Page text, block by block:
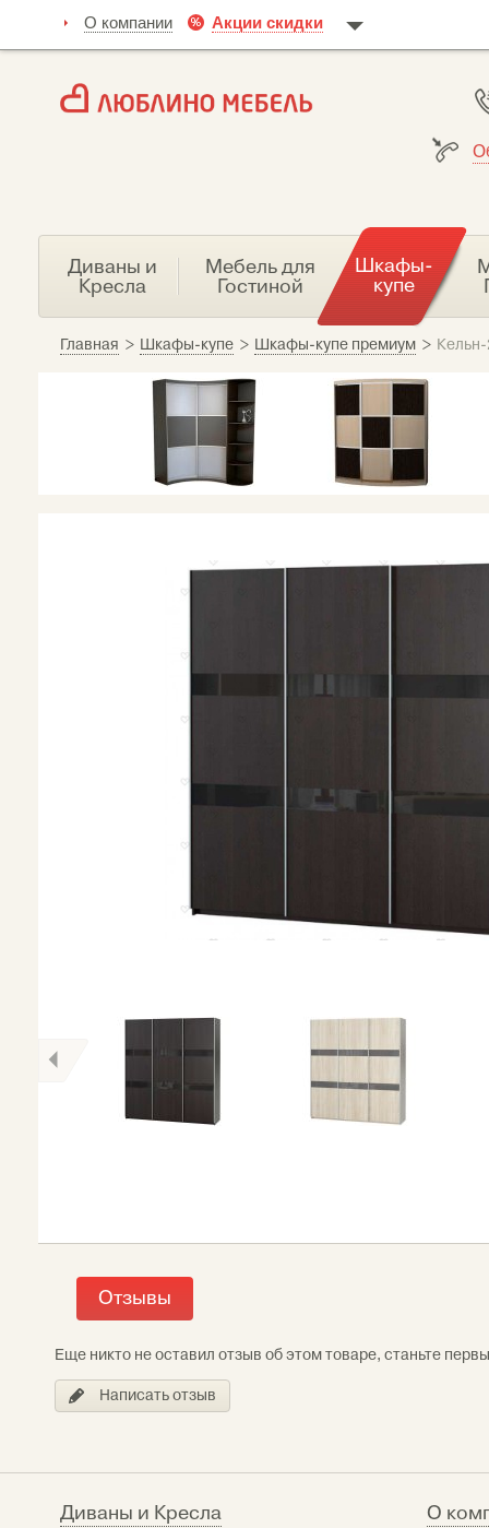
О компании Акции скидки
Диваны и
Кресла
Мебель для
Гостиной
Шкафы-
купе
Главная > Шкафы-купе > Шкафы-купе премиум >
Отзывы
Еще никто не оставил отзыв об этом товаре, станьте
Написать отзыв
Диваны и Кресла
О